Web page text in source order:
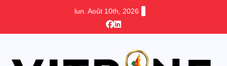
lun. Août 10th, 2026